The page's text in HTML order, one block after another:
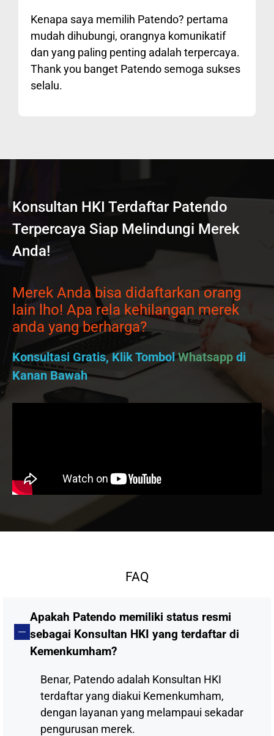
Kenapa saya memilih Patendo? pertama
mudah dihubungi, orangnya komunikatif
dan yang paling penting adalah terpercaya.
Thank you banget Patendo semoga sukses
selalu.
Konsultan HKI Terdaftar Patendo
Terpercaya Siap Melindungi Merek
Anda!
Merek Anda bisa didaftarkan orang
lain lho! Apa rela kehilangan merek
anda yang berharga?
Konsultasi Gratis, Klik TombolWhatsapp di
Kanan Bawah
FAQ
Apakah Patendo memiliki status resmi
sebagai Konsultan HKI yang terdaftar di
Kemenkumham?
Benar, Patendo adalah Konsultan HKI
terdaftar yang diakui Kemenkumham,
dengan layanan yang melampaui sekadar
pengurusan merek.